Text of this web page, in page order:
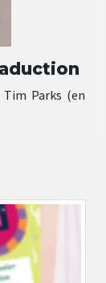
Parks (en